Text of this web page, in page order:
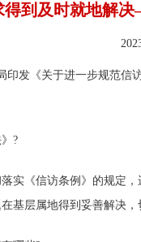
得到及时就地解
发《关于进一步规范信
?
《信访条例》的规定，
基层属地得到妥善解决